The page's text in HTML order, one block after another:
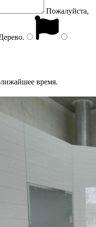
Пожалуйста,
.
время.